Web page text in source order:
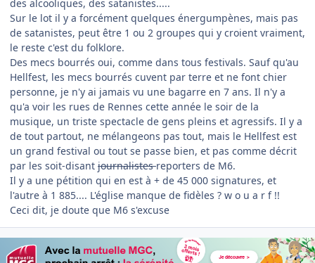
des alcooliques, des satanistes.....
Sur le lot il y a forcément quelques énergumpènes, mais pas
de satanistes, peut être 1 ou 2 groupes qui y croient vraiment,
le reste c'est du folklore.
Des mecs bourrés oui, comme dans tous festivals. Sauf qu'au
Hellfest, les mecs bourrés cuvent par terre et ne font chier
personne, je n'y ai jamais vu une bagarre en 7 ans. Il n'y a
qu'a voir les rues de Rennes cette année le soir de la
musique, un triste spectacle de gens pleins et agressifs. Il y a
de tout partout, ne mélangeons pas tout, mais le Hellfest est
un grand festival ou tout se passe bien, et pas comme décrit
par les soit-disant journalistesreporters de M6.
Il y a une pétition qui en est à + de 45 000 signatures, et
l'autre à 1 885.... L'église manque de fidèles ? w o u a r f !!
Ceci dit, je doute que M6 s'excuse